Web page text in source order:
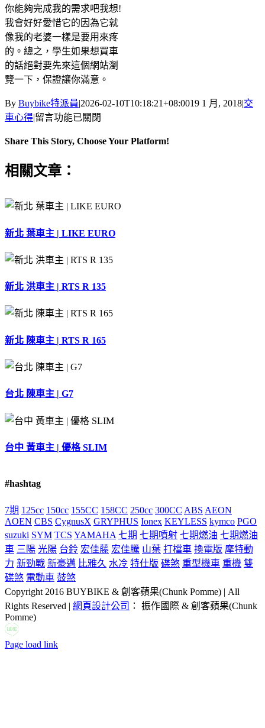
你能夠完成我的需求吧我想!
我會好好愛惜它的因為它就
像我的老婆一樣是要用來疼
的。總之，學生如果想買車
的話絕對要先來這個網站瀏
覽一下，保證讓你滿意。
By Buybike特派員|2026-02-10T10:18:21+08:0019 1 月, 2018|交
車心得|在
東
商
同
中
留言功能已關閉
Share This Story, Choose Your Platform!
Facebook
X
Reddit
LinkedIn
Tumblr
Pinterest
Vk
Email:
相關文章：
新北 葉車主 | LIKE EURO
新北 洪車主 | RTS R 135
新北 陳車主 | RTS R 165
台北 陳車主 | G7
台中 黃車主 | 優格 SLIM
#hashtag
7期 125cc 150cc 155CC 158CC 250cc 300CC ABS AEON
AOEN CBS CygnusX GRYPHUS Ionex KEYLESS kymco PGO
suzuki SYM TCS YAMAHA 七期 七期噴射 七期燃油 七期燃油
車 三陽 光陽 台鈴 宏佳藤 宏佳騰 山葉 打檔車 換電版 摩特動
力 新勁戰 新豪邁 比雅久 水冷 特仕版 碟煞 重型機車 重機 雙
碟煞 電動車 鼓煞
Copyright 2016 BUYBIKE & 創客蘋果(Chunk Pomme) | All
Rights Reserved | 網頁設計公司 ： 振作國際 & 創客蘋果(Chunk
Pomme)
LINEFacebook
Email:
Page load link